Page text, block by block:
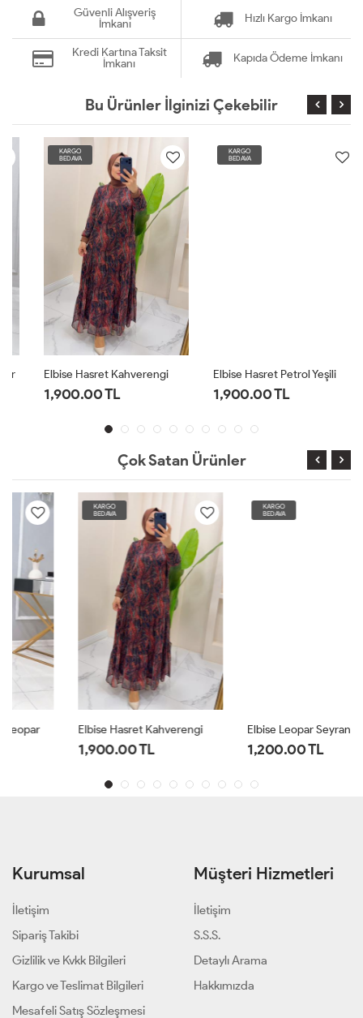
Güvenli Alışveriş
İmkanı
Hızlı Kargo İmkanı
Kredi Kartına Taksit
İmkanı
Kapıda Ödeme İmkanı
Bu Ürünler İlginizi Çekebilir
KARGO
BEDAVA
Elbise Hasret Kahverengi
1,900.00 TL
KARGO
BEDAVA
Elbise Hasret Petrol Yeşili
1,900.00 TL
Çok Satan Ürünler
KARGO
BEDAVA
Elbise Hasret Kahverengi
1,900.00 TL
KARGO
BEDAVA
Elbise Leopar Seyran Leopar
1,200.00 TL
Kurumsal
İletişim
Sipariş Takibi
Gizlilik ve Kvkk Bilgileri
Kargo ve Teslimat Bilgileri
Mesafeli Satış Sözleşmesi
Müşteri Hizmetleri
İletişim
S.S.S.
Detaylı Arama
Hakkımızda